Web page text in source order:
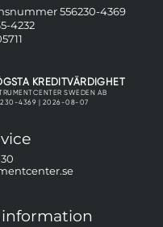
556230-4369
4232